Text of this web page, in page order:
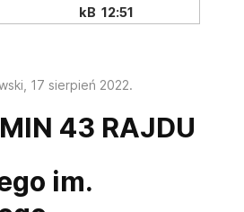
kB 12:51
17 sierpień 2022.
43 RAJDU
im.